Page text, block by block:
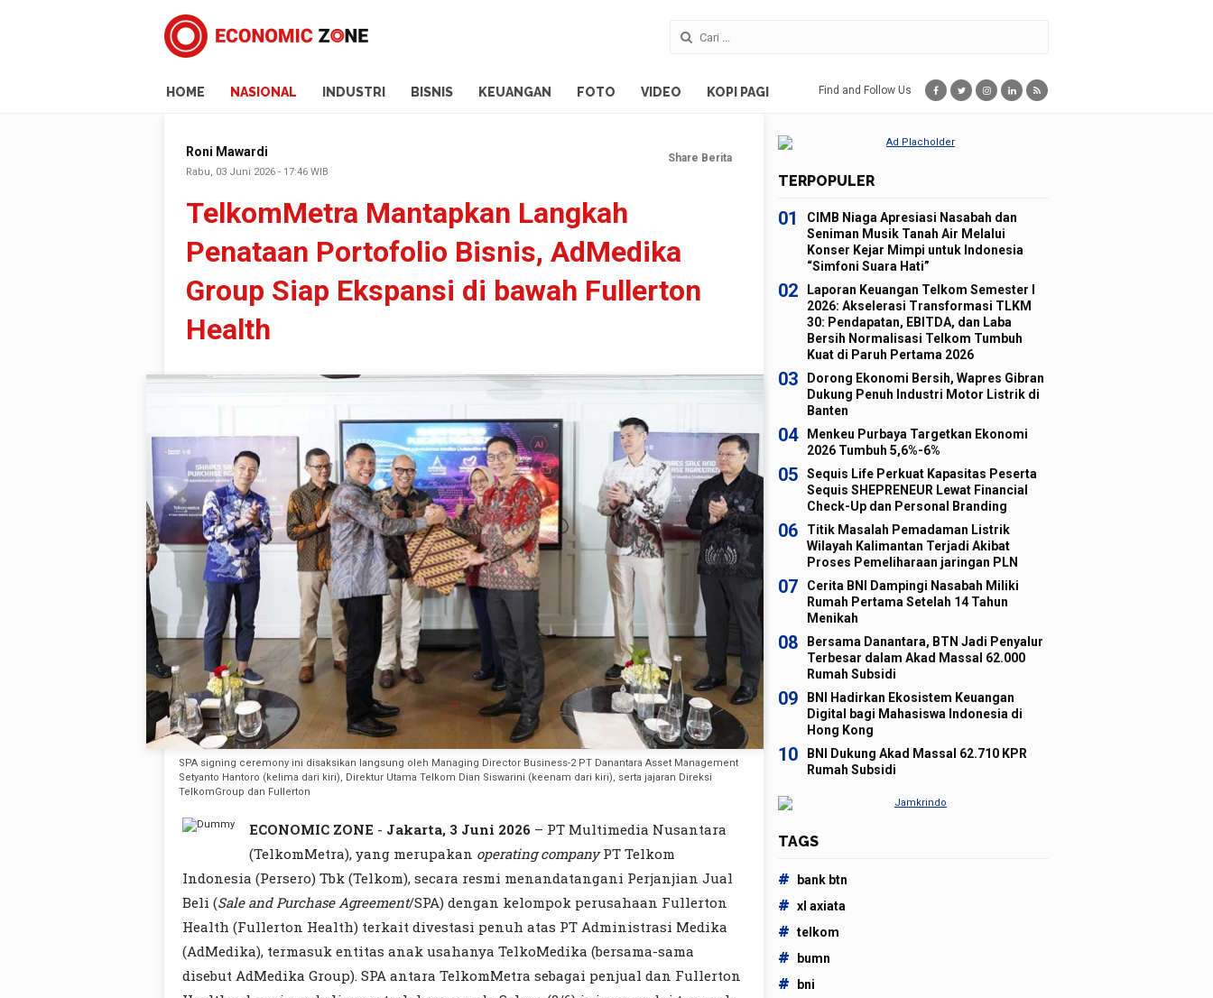
HOME NASIONAL INDUSTRI BISNIS KEUANGAN FOTO VIDEO KOPI PAGI Find and Follow Us
Roni Mawardi
Rabu, 03 Juni 2026 - 17:46 WIB
Share Berita
TelkomMetra Mantapkan Langkah
Penataan Portofolio Bisnis, AdMedika
Group Siap Ekspansi di bawah Fullerton
Health
SPA signing ceremony ini disaksikan langsung oleh Managing Director Business-2 PT Danantara Asset Management
Setyanto Hantoro (kelima dari kiri), Direktur Utama Telkom Dian Siswarini (keenam dari kiri), serta jajaran Direksi
TelkomGroup dan Fullerton
ECONOMIC ZONE - Jakarta, 3 Juni 2026 – PT Multimedia Nusantara
(TelkomMetra), yang merupakan operating companyPT Telkom
Indonesia (Persero) Tbk (Telkom), secara resmi menandatangani Perjanjian Jual
Beli (Sale and Purchase Agreement/SPA) dengan kelompok perusahaan Fullerton
Health (Fullerton Health) terkait divestasi penuh atas PT Administrasi Medika
(AdMedika), termasuk entitas anak usahanya TelkoMedika (bersama-sama
disebut AdMedika Group). SPA antara TelkomMetra sebagai penjual dan Fullerton
TERPOPULER
01
CIMB Niaga Apresiasi Nasabah dan
Seniman Musik Tanah Air Melalui
Konser Kejar Mimpi untuk Indonesia
“Simfoni Suara Hati”
02
Laporan Keuangan Telkom Semester I
2026: Akselerasi Transformasi TLKM
30: Pendapatan, EBITDA, dan Laba
Bersih Normalisasi Telkom Tumbuh
Kuat di Paruh Pertama 2026
03
Dorong Ekonomi Bersih, Wapres Gibran
Dukung Penuh Industri Motor Listrik di
Banten
04
Menkeu Purbaya Targetkan Ekonomi
2026 Tumbuh 5,6%-6%
05
Sequis Life Perkuat Kapasitas Peserta
Sequis SHEPRENEUR Lewat Financial
Check-Up dan Personal Branding
06
Titik Masalah Pemadaman Listrik
Wilayah Kalimantan Terjadi Akibat
Proses Pemeliharaan jaringan PLN
07
Cerita BNI Dampingi Nasabah Miliki
Rumah Pertama Setelah 14 Tahun
Menikah
08
Bersama Danantara, BTN Jadi Penyalur
Terbesar dalam Akad Massal 62.000
Rumah Subsidi
09
BNI Hadirkan Ekosistem Keuangan
Digital bagi Mahasiswa Indonesia di
Hong Kong
10
BNI Dukung Akad Massal 62.710 KPR
Rumah Subsidi
TAGS
# bank btn
# xl axiata
# telkom
# bumn
# bni